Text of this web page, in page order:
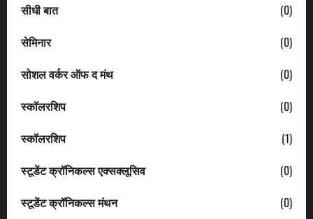
सीधी बात
(0)
सेमिनार
(0)
सोशल वर्कर ऑफ द मंथ
(0)
स्कॉलरशिप
(0)
स्कॉलरशिप
(1)
स्टूडेंट क्रॉनिकल्स एक्सक्लूसिव
(0)
स्टूडेंट क्रॉनिकल्स मंथन
(0)